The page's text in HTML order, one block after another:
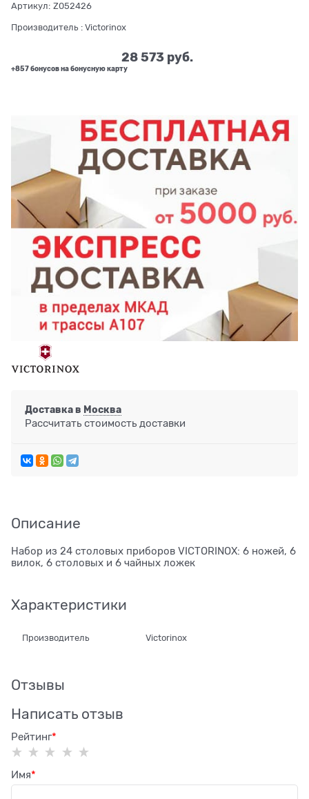
Артикул: Z052426
Производитель : Victorinox
28 573 руб.
+857 бонусов на бонусную карту
Доставка в Москва
Рассчитать стоимость доставки
Описание
Набор из 24 столовых приборов VICTORINOX: 6 ножей, 6
вилок, 6 столовых и 6 чайных ложек
Характеристики
Производитель Victorinox
Отзывы
Написать отзыв
Рейтинг
Имя